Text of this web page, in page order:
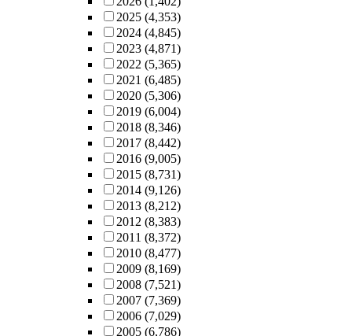
2025 (4,353)
2024 (4,845)
2023 (4,871)
2022 (5,365)
2021 (6,485)
2020 (5,306)
2019 (6,004)
2018 (8,346)
2017 (8,442)
2016 (9,005)
2015 (8,731)
2014 (9,126)
2013 (8,212)
2012 (8,383)
2011 (8,372)
2010 (8,477)
2009 (8,169)
2008 (7,521)
2007 (7,369)
2006 (7,029)
2005 (6,786)